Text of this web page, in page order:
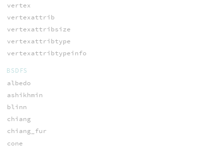
vertex
vertexattrib
vertexattribsize
vertexattribtype
vertexattribtypeinfo
BSDFS
albedo
ashikhmin
blinn
chiang
chiang_fur
cone